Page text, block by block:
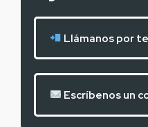
Llámanos por
Escríbenos un